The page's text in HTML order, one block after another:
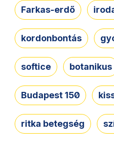
Farkas-erdő
kordonbontás
softice botanikus
Budapest 150
ritka betegség